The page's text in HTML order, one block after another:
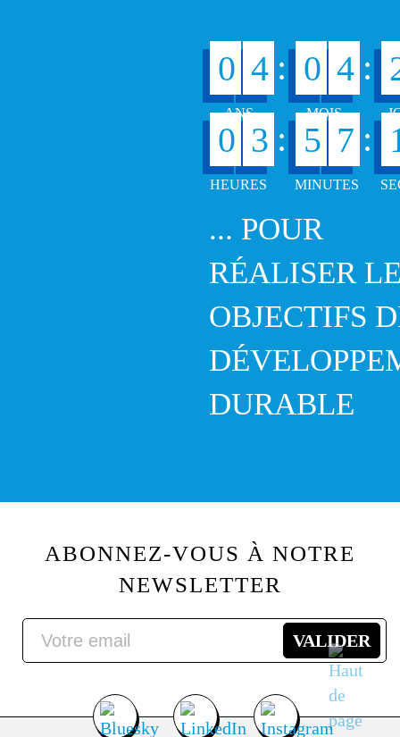
0 4 : 0 4 :
0 3 : 5 7 :
... POUR
RÉALISER
OBJECTIFS
DURABLE
ABONNEZ-VOUS À NOTRE
NEWSLETTER